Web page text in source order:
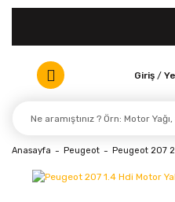
Giriş /
Anasayfa Peugeot Peugeot 207